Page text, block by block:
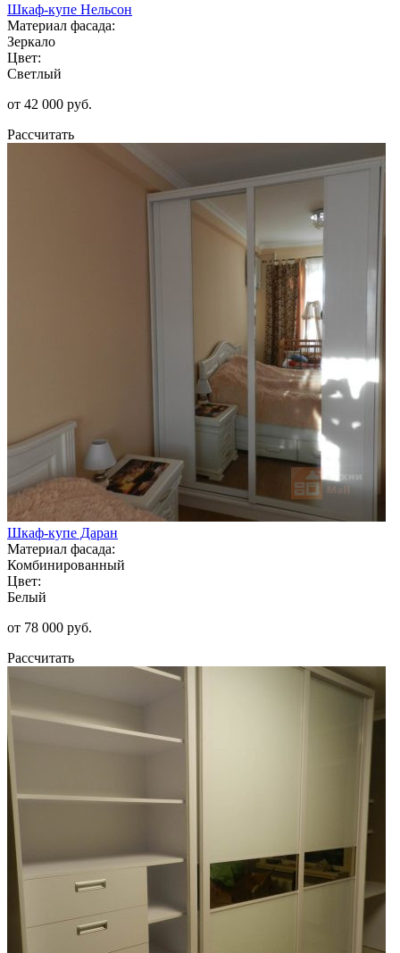
Шкаф-купе Нельсон
Материал фасада:
Зеркало
Цвет:
Светлый
от 42 000 руб.
Рассчитать
Шкаф-купе Даран
Материал фасада:
Комбинированный
Цвет:
Белый
от 78 000 руб.
Рассчитать